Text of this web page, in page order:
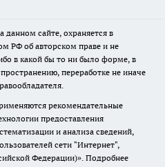
сайте, охраняется в
РФ об авторском праве и не
в какой бы то ни было форме, в
переработке не иначе
рекомендательные
предоставления
и анализа сведений,
сети "Интернет",
Федерации)». Подробнее